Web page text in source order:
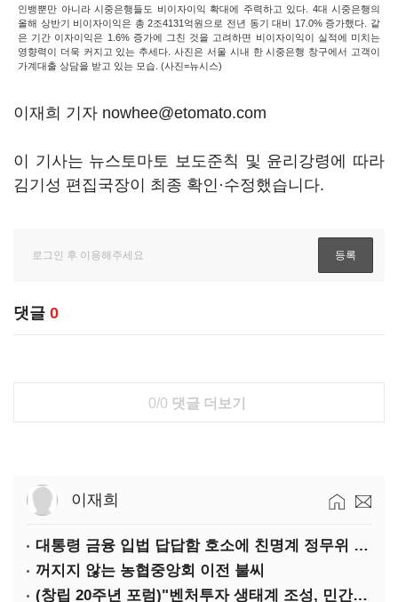
인뱅뿐만 아니라 시중은행들도 비이자이익 확대에 주력하고 있다. 4대 시중은행의
올해 상반기 비이자이익은 총 2조4131억원으로 전년 동기 대비 17.0% 증가했다. 같
은 기간 이자이익은 1.6% 증가에 그친 것을 고려하면 비이자이익이 실적에 미치는
영향력이 더욱 커지고 있는 추세다. 사진은 서울 시내 한 시중은행 창구에서 고객이
가계대출 상담을 받고 있는 모습. (사진=뉴시스)
이재희 기자 nowhee@etomato.com
이 기사는 뉴스토마토 보도준칙 및 윤리강령에 따라
김기성 편집국장이 최종 확인·수정했습니다.
댓글 0
0/0 댓글 더보기
이재희
대통령 금융 입법 답답함 호소에 친명계 정무위 무더기 지원
꺼지지 않는 농협중앙회 이전 불씨
(창립 20주년 포럼)"벤처투자 생태계 조성, 민간자본이 주도해야"